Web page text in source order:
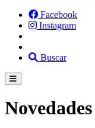
Facebook
Instagram
Buscar
Novedades